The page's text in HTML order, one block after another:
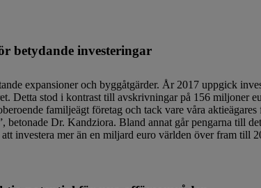
betydande investeringar
expansioner och byggåtgärder. År 2017 uppgick
Detta stod i kontrast till avskrivningar på 156 miljoner
familjeägt företag och tack vare våra
betonade Dr. Kandziora. Bland annat går pengarna till
investera mer än en miljard euro världen över fram till